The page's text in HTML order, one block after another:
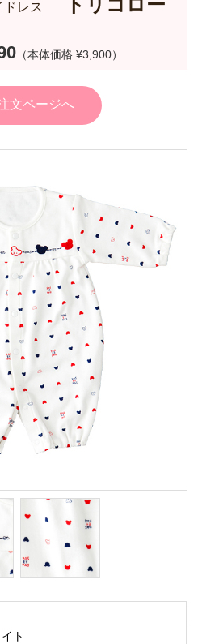
ドレス
トリコロー
（本体価格 ¥3,900）
文ページへ
ト